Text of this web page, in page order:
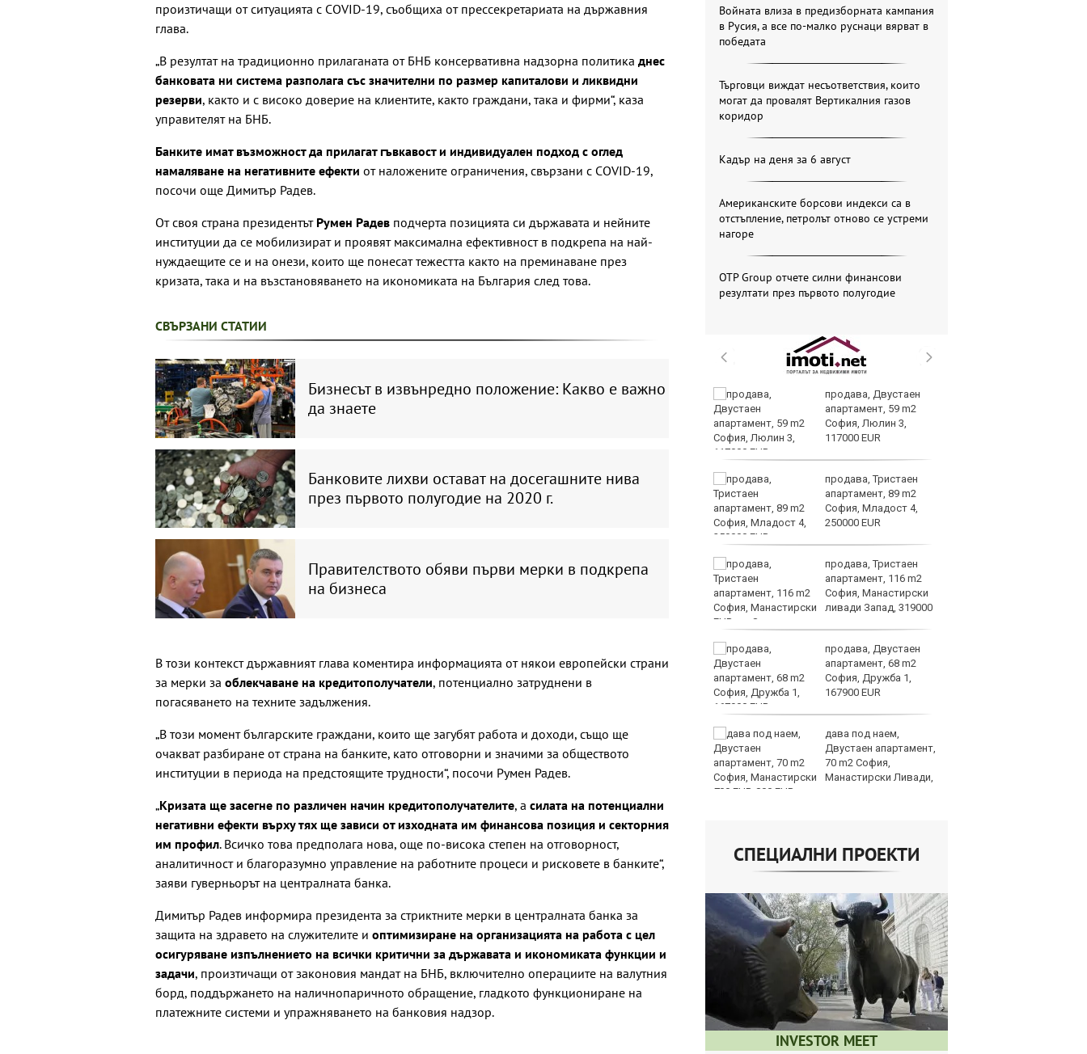
произтичащи от ситуацията с COVID-19, съобщиха от прессекретариата на държавния
глава.
„В резултат на традиционно прилаганата от БНБ консервативна надзорна политика днес
банковата ни система разполага със значителни по размер капиталови и ликвидни
резерви, както и с високо доверие на клиентите, както граждани, така и фирми“, каза
управителят на БНБ.
Банките имат възможност да прилагат гъвкавост и индивидуален подход с оглед
намаляване на негативните ефекти от наложените ограничения, свързани с COVID-19,
посочи още Димитър Радев.
От своя страна президентът Румен Радев подчерта позицията си държавата и нейните
институции да се мобилизират и проявят максимална ефективност в подкрепа на най-
нуждаещите се и на онези, които ще понесат тежестта както на преминаване през
кризата, така и на възстановяването на икономиката на България след това.
СВЪРЗАНИ СТАТИИ
Бизнесът в извънредно положение: Какво е важно
да знаете
Банковите лихви остават на досегашните нива
през първото полугодие на 2020 г.
Правителството обяви първи мерки в подкрепа
на бизнеса
В този контекст държавният глава коментира информацията от някои европейски страни
за мерки за облекчаване на кредитополучатели, потенциално затруднени в
погасяването на техните задължения.
„В този момент българските граждани, които ще загубят работа и доходи, също ще
очакват разбиране от страна на банките, като отговорни и значими за обществото
институции в периода на предстоящите трудности“, посочи Румен Радев.
„Кризата ще засегне по различен начин кредитополучателите, а силата на потенциални
негативни ефекти върху тях ще зависи от изходната им финансова позиция и секторния
им профил. Всичко това предполага нова, още по-висока степен на отговорност,
аналитичност и благоразумно управление на работните процеси и рисковете в банките“,
заяви гуверньорът на централната банка.
Димитър Радев информира президента за стриктните мерки в централната банка за
защита на здравето на служителите и оптимизиране на организацията на работа с цел
осигуряване изпълнението на всички критични за държавата и икономиката функции и
задачи, произтичащи от законовия мандат на БНБ, включително операциите на валутния
борд, поддържането на наличнопаричното обращение, гладкото функциониране на
платежните системи и упражняването на банковия надзор.
Войната влиза в предизборната кампания
в Русия, а все по-малко руснаци вярват в
победата
Търговци виждат несъответствия, които
могат да провалят Вертикалния газов
коридор
Кадър на деня за 6 август
Американските борсови индекси са в
отстъпление, петролът отново се устреми
нагоре
OTP Group отчете силни финансови
резултати през първото полугодие
Мачовете по ТВ днес
Без ток във Варна на 7
Започва изплащането
на пенсиите
7 август 2026
Времето във Варна на
7 август 2026
продава, Двустаен
апартамент, 59 m2
София, Люлин 3,
117000 EUR
продава, Тристаен
апартамент, 89 m2
София, Младост 4,
250000 EUR
продава, Тристаен
апартамент, 116 m2
София, Манастирски
ливади Запад, 319000
EUR
продава, Двустаен
апартамент, 68 m2
София, Дружба 1,
167900 EUR
дава под наем,
Двустаен апартамент,
70 m2 София,
Манастирски Ливади,
800 EUR
СПЕЦИАЛНИ ПРОЕКТИ
INVESTOR MEET